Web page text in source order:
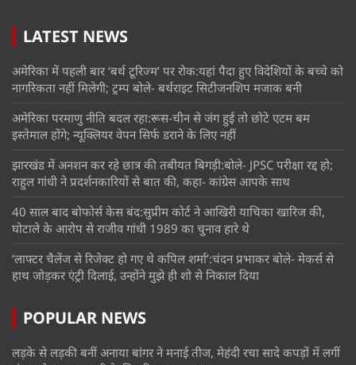
LATEST NEWS
अमेरिका में पहली बार ‘बर्थ टूरिज्म’ पर रोक:यहां पैदा हुए विदेशियों के बच्चे को
नागरिकता नहीं मिलेगी; ट्रम्प बोले- बर्थराइट सिटीजनशिप मजाक बनी
अमेरिका परमाणु नीति बदल रहा:रूस-चीन से जंग हुई तो छोटे एटम बम
इस्तेमाल होंगे; न्यूक्लियर वेपन सिर्फ डराने के लिए नहीं
झारखंड में अनशन कर रहे छात्र की तबीयत बिगड़ी:बोले- JPSC परीक्षा रद्द हो;
राहुल गांधी ने प्रदर्शनकारियों से बात की, कहा- कांग्रेस आपके साथ
40 साल बाद बोफोर्स केस बंद:सुप्रीम कोर्ट ने आखिरी याचिका खारिज की,
घोटाले के आरोप से राजीव गांधी 1989 का चुनाव हारे थे
‘लाफ्टर चैलेंज से रिजेक्ट हो गए थे कपिल शर्मा’:चंदन प्रभाकर बोले- मेकर्स से
हाथ जोड़कर एंट्री दिलाई, उन्होंने मुझे ही शो से निकाल दिया
POPULAR NEWS
लड़के से लड़की बनीं अनाया बांगर ने मनाई तीज, मेहंदी रचा सादे कपड़ों में लगीं